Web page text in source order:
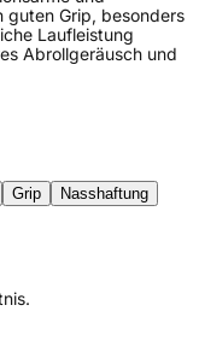
guten Grip, besonders
Laufleistung
Abrollgeräusch und
Grip
Nasshaftung